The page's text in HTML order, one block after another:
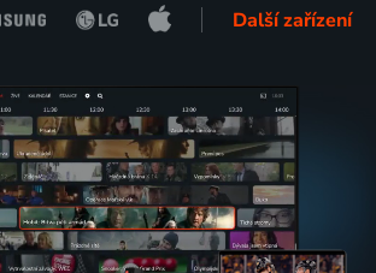
Další zařízení